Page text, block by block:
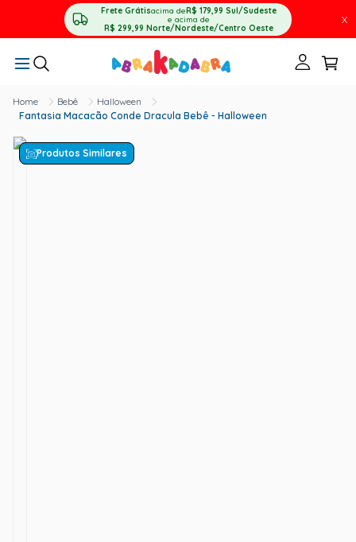
Frete Grátisacima deR$ 179,99 Sul/Sudeste
e acima de
R$ 299,99 Norte/Nordeste/Centro Oeste
X
Bebê
Halloween
Fantasia Macacão Conde Dracula Bebê - Halloween
Produtos Similares